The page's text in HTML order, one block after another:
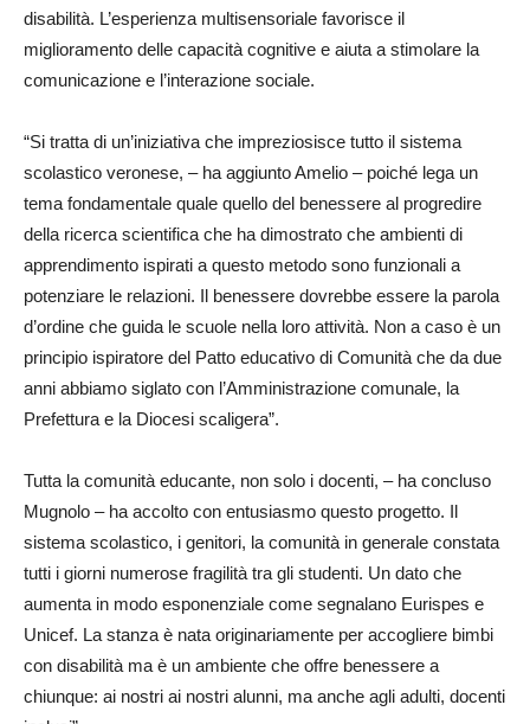
disabilità. L’esperienza multisensoriale favorisce il
miglioramento delle capacità cognitive e aiuta a stimolare la
comunicazione e l’interazione sociale.
“Si tratta di un’iniziativa che impreziosisce tutto il sistema
scolastico veronese, – ha aggiunto Amelio – poiché lega un
tema fondamentale quale quello del benessere al progredire
della ricerca scientifica che ha dimostrato che ambienti di
apprendimento ispirati a questo metodo sono funzionali a
potenziare le relazioni. Il benessere dovrebbe essere la parola
d’ordine che guida le scuole nella loro attività. Non a caso è un
principio ispiratore del Patto educativo di Comunità che da due
anni abbiamo siglato con l’Amministrazione comunale, la
Prefettura e la Diocesi scaligera”.
Tutta la comunità educante, non solo i docenti, – ha concluso
Mugnolo – ha accolto con entusiasmo questo progetto. Il
sistema scolastico, i genitori, la comunità in generale constata
tutti i giorni numerose fragilità tra gli studenti. Un dato che
aumenta in modo esponenziale come segnalano Eurispes e
Unicef. La stanza è nata originariamente per accogliere bimbi
con disabilità ma è un ambiente che offre benessere a
chiunque: ai nostri ai nostri alunni, ma anche agli adulti, docenti